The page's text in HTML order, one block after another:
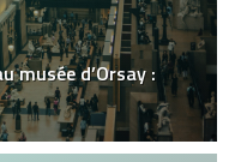
musée d’Orsay :